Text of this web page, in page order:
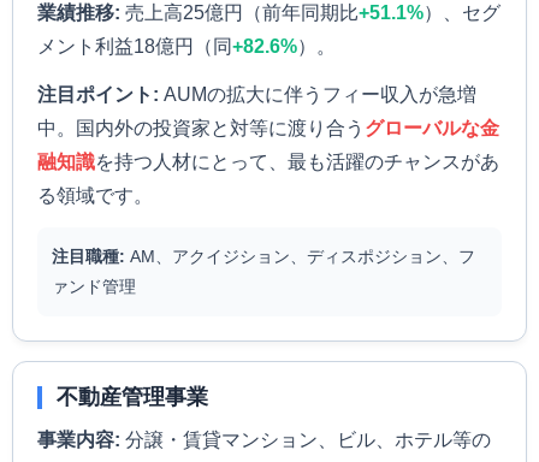
業績推移: 売上高25億円（前年同期比+51.1%）、セグ
メント利益18億円（同+82.6%）。
注目ポイント: AUMの拡大に伴うフィー収入が急増
中。国内外の投資家と対等に渡り合う グローバルな金
融知識を持つ人材にとって、最も活躍のチャンスがあ
る領域です。
注目職種: AM、アクイジション、ディスポジション、フ
ァンド管理
不動産管理事業
事業内容: 分譲・賃貸マンション、ビル、ホテル等の